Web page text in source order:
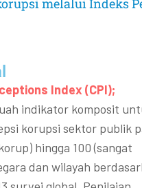
melalui Indeks
Index (CPI);
indikator komposit
korupsi sektor publik
hingga 100 (sangat
dan wilayah